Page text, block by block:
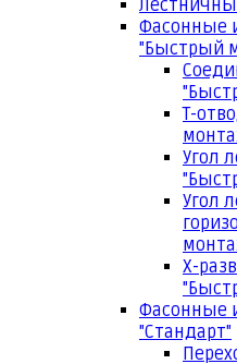
Фасонные
"Быстрый
Т-
Угол
Угол
Х-
Фасонные
"Стандарт"